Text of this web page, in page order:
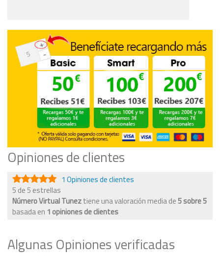
Opiniones de clientes
1 Opiniones de clientes
5 de 5 estrellas
Número Virtual Tuneztiene una valoración media de5sobre5
basada en 1 opiniones de clientes
Algunas Opiniones verificadas